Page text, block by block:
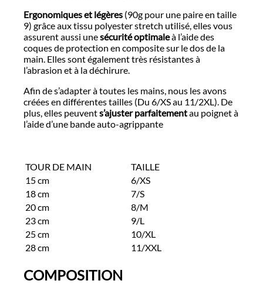
Ergonomiques et légères (90g pour une paire en taille
9) grâce aux tissu polyester stretch utilisé, elles vous
assurent aussi unesécurité optimaleà l’aide des
coques de protection en composite sur le dos de la
main. Elles sont également très résistantes à
l’abrasion et à la déchirure.
Afin de s’adapter à toutes les mains, nous les avons
créées en différentes tailles (Du 6/XS au 11/2XL). De
plus, elles peuvents’ajuster parfaitementau poignet à
l’aide d’une bande auto-agrippante
TOUR DE MAIN
TAILLE
15 cm
6/XS
18 cm
7/S
20 cm
8/M
23 cm
9/L
25 cm
10/XL
28 cm
11/XXL
COMPOSITION